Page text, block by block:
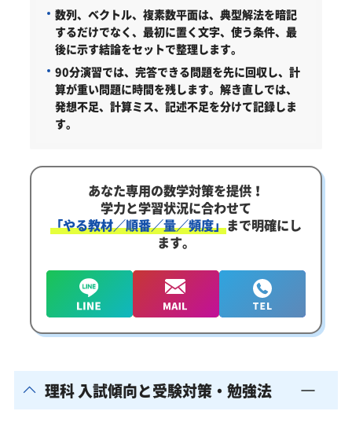
数列、ベクトル、複素数平面は、典型解法を暗記
するだけでなく、最初に置く文字、使う条件、最
後に示す結論をセットで整理します。
90分演習では、完答できる問題を先に回収し、計
算が重い問題に時間を残します。解き直しでは、
発想不足、計算ミス、記述不足を分けて記録しま
す。
あなた専用の数学対策を提供！
学力と学習状況に合わせて
「やる教材／順番／量／頻度」まで明確にし
ます。
理科 入試傾向と受験対策・勉強法